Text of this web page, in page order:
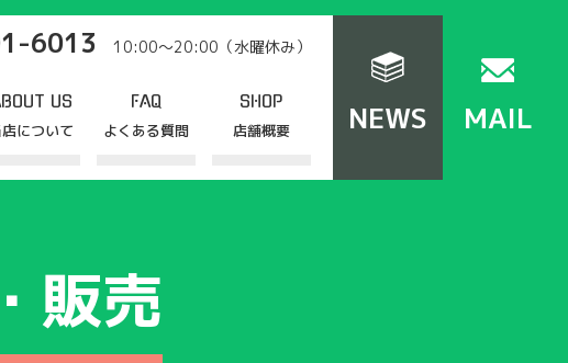
6013 10:00～20:00（水曜休み）
US
について
・修理・販売
FAQ
よくある質問
SHOP
店舗概要 NEWS MAIL
販売